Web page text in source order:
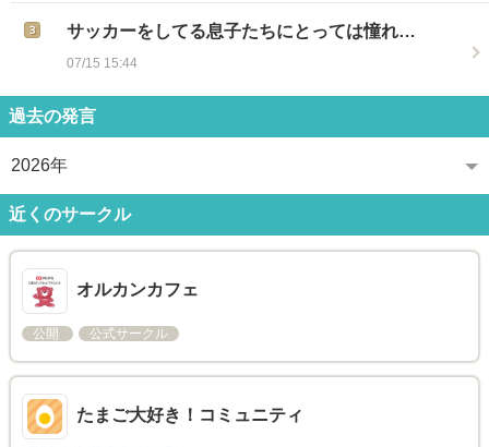
サッカーをしてる息子たちにとっては憧れ…
07/15 15:44
過去の発言
2026年
近くのサークル
オルカンカフェ
公開 公式サークル
たまご大好き！コミュニティ